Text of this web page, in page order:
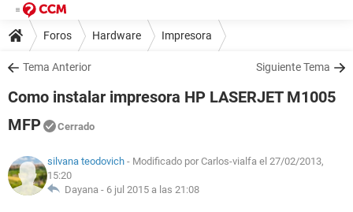
Foros Hardware Impresora
Tema Anterior Siguiente Tema
Como instalar impresora HP LASERJET M1005
MFP
Cerrado
silvana teodovich- Modificado por Carlos-vialfa el 27/02/2013,
15:20
Dayana - 6 jul 2015 a las 21:08